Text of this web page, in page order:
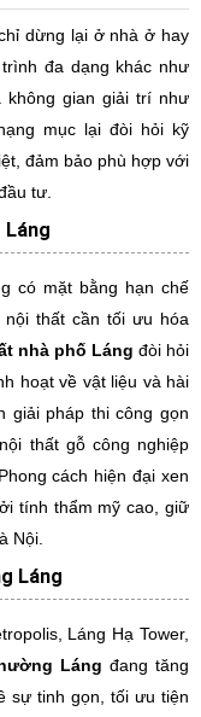
dừng lại ở nhà ở hay
đa dạng khác như
không gian giải trí như
mục lại đòi hỏi kỹ
đảm bảo phù hợp với
tư.
Láng
có mặt bằng hạn chế
thất cần tối ưu hóa
nhà phố Láng đòi hỏi
hoạt về vật liệu và hài
giải pháp thi công gọn
thất gỗ công nghiệp
cách hiện đại xen
tính thẩm mỹ cao, giữ
Nội.
Láng
Láng Hạ Tower,
Láng đang tăng
sự tinh gọn, tối ưu tiện